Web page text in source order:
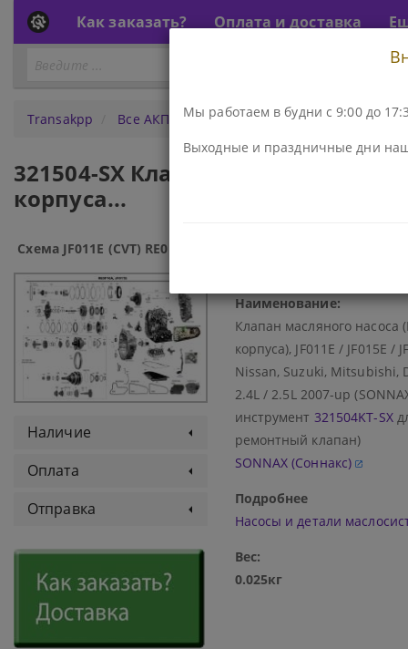
Как заказать? Оплата и доставка
Transakpp Все АКПП JF011E (CVT) RE0F10A
321504-SX Клапан масляного
корпуса...
Схема JF011E (CVT) RE0F10A:
Наличие
Оплата
Отправка
Наименование:
Клапан масляного
корпуса), JF011E / JF015E /
Nissan, Suzuki, Mitsubishi,
2.4L / 2.5L 2007-up
инструмент 321504KT-SX
ремонтный клапан)
SONNAX (Соннакс)
Подробнее
Насосы и детали
Вес:
0.025кг
Мы работаем в будни с 9:00 до
Выходные и праздничные дни